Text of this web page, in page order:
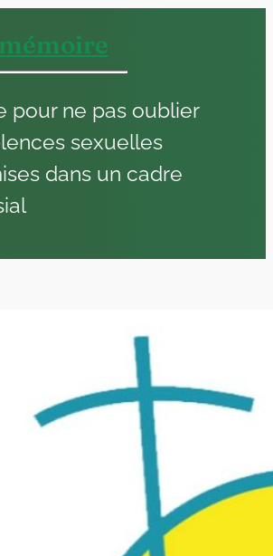
pour ne pas oublier
sexuelles
dans un cadre